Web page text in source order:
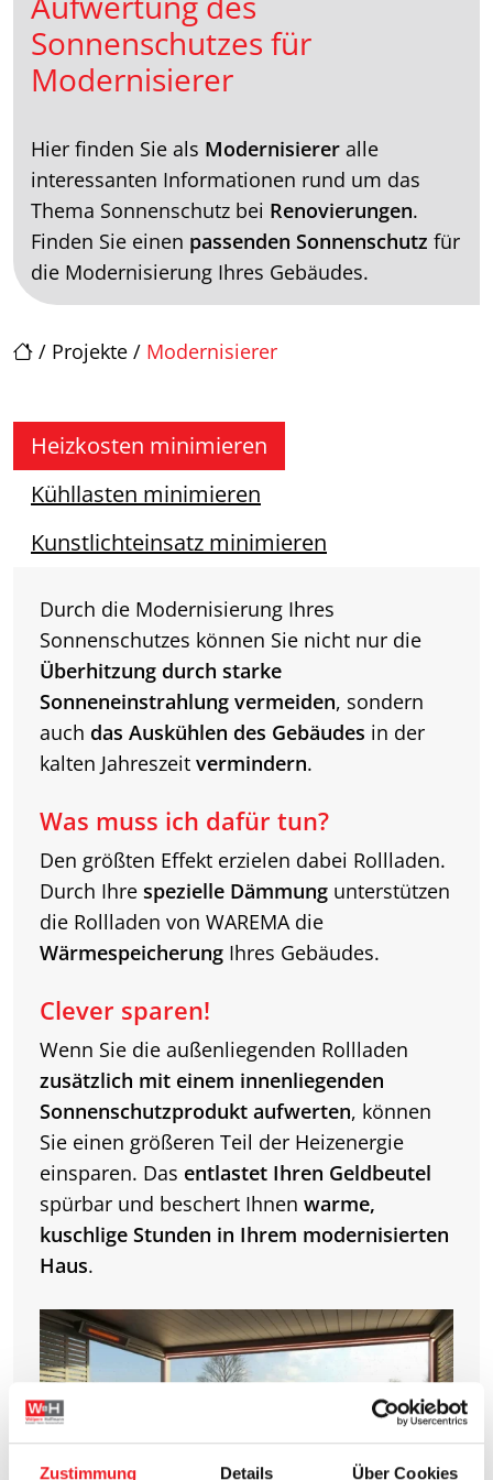
Zustimmung Details Über Cookies
/ Projekte / Modernisierer
Sonnenschutzes für
Modernisierer
Hier finden Sie als Modernisierer alle
interessanten Informationen rund um das
Thema Sonnenschutz bei Renovierungen.
Finden Sie einen passenden Sonnenschutz für
die Modernisierung Ihres Gebäudes.
Heizkosten minimieren
Kühllasten minimieren
Kunstlichteinsatz minimieren
Durch die Modernisierung Ihres
Sonnenschutzes können Sie nicht nur die
Überhitzung durch starke
Sonneneinstrahlung vermeiden, sondern
auch das Auskühlen des Gebäudes in der
kalten Jahreszeit vermindern.
Was muss ich dafür tun?
Den größten Effekt erzielen dabei Rollladen.
Durch Ihre spezielle Dämmung unterstützen
die Rollladen von WAREMA die
Wärmespeicherung Ihres Gebäudes.
Clever sparen!
Wenn Sie die außenliegenden Rollladen
zusätzlich mit einem innenliegenden
Sonnenschutzprodukt aufwerten, können
Sie einen größeren Teil der Heizenergie
einsparen. Das entlastet Ihren Geldbeutel
spürbar und beschert Ihnen warme,
kuschlige Stunden in Ihrem modernisierten
Haus.